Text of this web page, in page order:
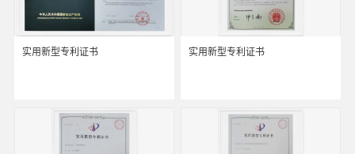
实用新型专利证书 实用新型专利证书